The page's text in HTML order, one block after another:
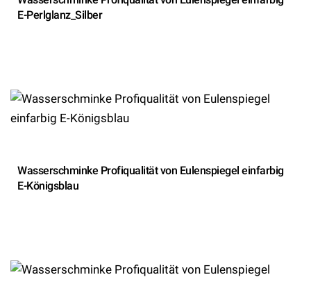
E-Perlglanz_Silber
Wasserschminke Profiqualität von Eulenspiegel einfarbig
E-Königsblau